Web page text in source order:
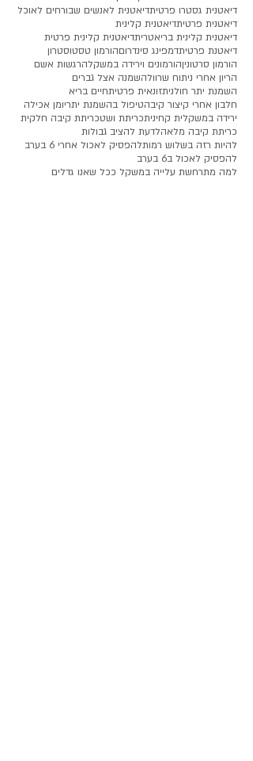
דיאטנית גסטרו פרטיתדיאטנית לאנשים שבורחים לאוכל
דיאטנית פרטיתדיאטנית קלינית
דיאטנית קלינית בריאטריתדיאטנית קלינית פרטית
דיאטנת פרטיתדמפינג סינדרוםהורמון טסטוסטרון
הורמון סרטוניןהורמונים וירידה במשקלהרגשות אשם
הריון אחרי ניתוח שרוולהשמנה אצל גברים
השמנת יתר חולניתזונאית פרטיתחיים בריא
חלבון אחרי קיצור קיבהטיפול בהשמנת יתריומן אכילה
ירידה במשקלית קחיניתכריתת ושטכריתת קיבה חלקית
כריתת קיבה מלאהלדעת להציב גבולות
להיות רזה בשלוש רמותלהפסיק לאכול אחרי 6 בערב
להפסיק לאכול ב6 בערב
למה מתרחשת עלייה במשקל ככל שאנו גדלים